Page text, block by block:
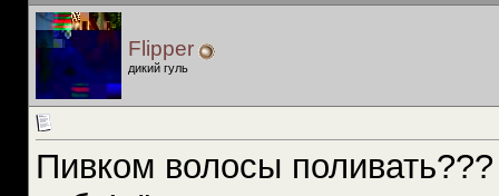
Flipper
дикий гуль
Пивком волосы